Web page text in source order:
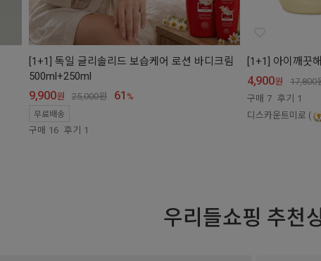
[1+1] 독일 글리솔리드 보습케어 로션 바디크림
500ml+250ml
9,900원 25,000원 61 %
무료배송
구매 16 후기 1
[1+1] 아이깨끗
4,900원 17,800
구매 7 후기
1
디스카운트미로
우리들쇼핑 추천